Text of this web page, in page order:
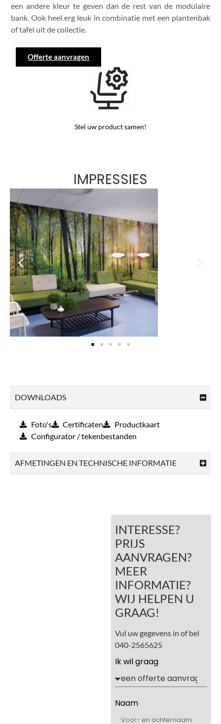
een andere kleur te geven dan de rest van de modulaire
bank. Ook heel erg leuk in combinatie met een plantenbak
of tafel uit de collectie.
Offerte aanvragen
Stel uw product samen!
IMPRESSIES
DOWNLOADS
Foto's Certificaten
Productkaart
Configurator / tekenbestanden
AFMETINGEN EN TECHNISCHE INFORMATIE
INTERESSE?
PRIJS
AANVRAGEN?
MEER
INFORMATIE?
WIJ HELPEN U
GRAAG!
Vul uw gegevens in of bel
040-2565625
Ik wil graag
Naam